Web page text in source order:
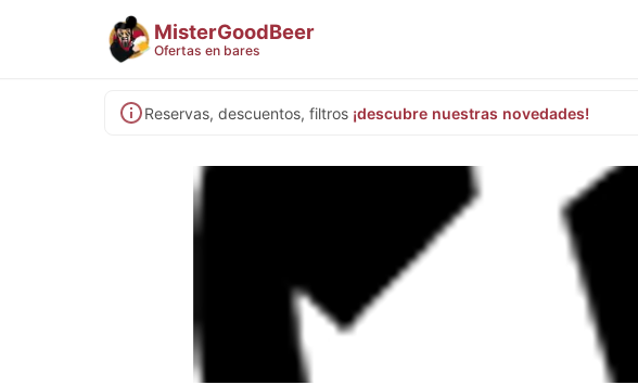
MisterGoodBeer
Ofertas en bares
Reservas, descuentos, filtros ¡descubre nuestras novedades!